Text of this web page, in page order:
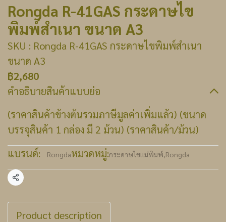
Rongda R-41GAS กระดาษไข
พิมพ์สำเนา ขนาด A3
SKU : Rongda R-41GAS กระดาษไขพิมพ์สำเนา
ขนาด A3
฿2,680
คำอธิบายสินค้าแบบย่อ
(ราคาสินค้าข้างต้นรวมภาษีมูลค่าเพิ่มแล้ว) (ขนาด
บรรจุสินค้า 1 กล่อง มี 2 ม้วน) (ราคาสินค้า/ม้วน)
แบรนด์:
Rongdaหมวดหมู่:กระดาษไขแม่พิมพ์,Rongda
แชร์
Product description